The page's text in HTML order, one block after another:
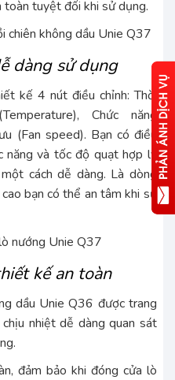
tuyệt đối khi sử dụng.
dàng sử dụng
kế 4 nút điều chỉnh: Thời
Chức năng
(Fan speed). Bạn có điều
năng và tốc độ quạt hợp lý
cách dễ dàng. Là dòng
bạn có thể an tâm khi sử
kế an toàn
dầu Unie Q36 được trang
nhiệt dễ dàng quan sát
đảm bảo khi đóng cửa lò